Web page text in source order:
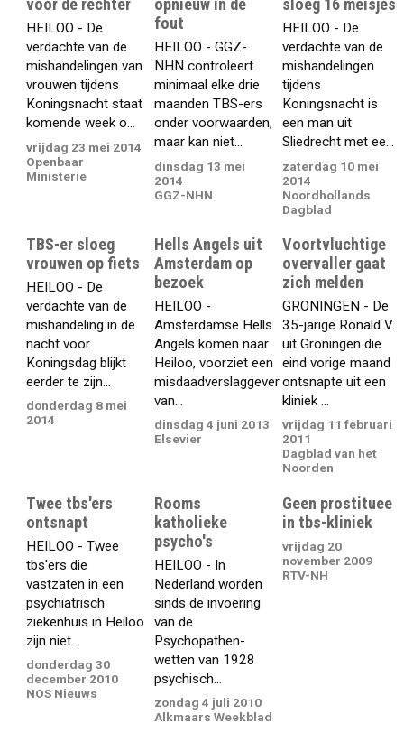
voor de rechter
HEILOO - De
verdachte van de
mishandelingen van
vrouwen tijdens
Koningsnacht staat
komende week o...
vrijdag 23 mei 2014
Openbaar
Ministerie
opnieuw in de
fout
HEILOO - GGZ-
NHN controleert
minimaal elke drie
maanden TBS-ers
onder voorwaarden,
maar kan niet...
dinsdag 13 mei
2014
GGZ-NHN
sloeg 16 meisjes
HEILOO - De
verdachte van de
mishandelingen
tijdens
Koningsnacht is
een man uit
Sliedrecht met ee...
zaterdag 10 mei
2014
Noordhollands
Dagblad
TBS-er sloeg
vrouwen op fiets
HEILOO - De
verdachte van de
mishandeling in de
nacht voor
Koningsdag blijkt
eerder te zijn...
donderdag 8 mei
2014
Hells Angels uit
Amsterdam op
bezoek
HEILOO -
Amsterdamse Hells
Angels komen naar
Heiloo, voorziet een
misdaadverslaggever
van...
dinsdag 4 juni 2013
Elsevier
Voortvluchtige
overvaller gaat
zich melden
GRONINGEN - De
35-jarige Ronald V.
uit Groningen die
eind vorige maand
ontsnapte uit een
kliniek ...
vrijdag 11 februari
2011
Dagblad van het
Noorden
Twee tbs'ers
ontsnapt
HEILOO - Twee
tbs'ers die
vastzaten in een
psychiatrisch
ziekenhuis in Heiloo
zijn niet...
donderdag 30
december 2010
NOS Nieuws
Rooms
katholieke
psycho's
HEILOO - In
Nederland worden
sinds de invoering
van de
Psychopathen-
wetten van 1928
psychisch...
zondag 4 juli 2010
Alkmaars Weekblad
Geen prostituee
in tbs-kliniek
vrijdag 20
november 2009
RTV-NH